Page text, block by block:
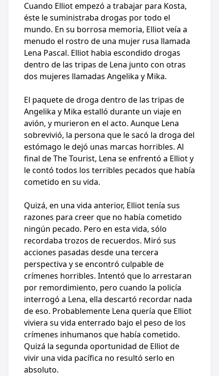
Cuando Elliot empezó a trabajar para Kosta,
éste le suministraba drogas por todo el
mundo. En su borrosa memoria, Elliot veía a
menudo el rostro de una mujer rusa llamada
Lena Pascal. Elliot habia escondido drogas
dentro de las tripas de Lena junto con otras
dos mujeres llamadas Angelika y Mika.
El paquete de droga dentro de las tripas de
Angelika y Mika estalló durante un viaje en
avión, y murieron en el acto. Aunque Lena
sobrevivió, la persona que le sacó la droga del
estómago le dejó unas marcas horribles. Al
final de The Tourist, Lena se enfrentó a Elliot y
le contó todos los terribles pecados que había
cometido en su vida.
Quizá, en una vida anterior, Elliot tenía sus
razones para creer que no había cometido
ningún pecado. Pero en esta vida, sólo
recordaba trozos de recuerdos. Miró sus
acciones pasadas desde una tercera
perspectiva y se encontró culpable de
crímenes horribles. Intentó que lo arrestaran
por remordimiento, pero cuando la policía
interrogó a Lena, ella descartó recordar nada
de eso. Probablemente Lena quería que Elliot
viviera su vida enterrado bajo el peso de los
crímenes inhumanos que había cometido.
Quizá la segunda oportunidad de Elliot de
vivir una vida pacífica no resultó serlo en
absoluto.